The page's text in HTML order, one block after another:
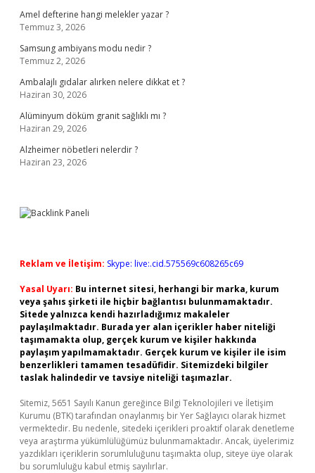
Amel defterine hangi melekler yazar ?
Temmuz 3, 2026
Samsung ambiyans modu nedir ?
Temmuz 2, 2026
Ambalajlı gıdalar alırken nelere dikkat et ?
Haziran 30, 2026
Alüminyum döküm granit sağlıklı mı ?
Haziran 29, 2026
Alzheimer nöbetleri nelerdir ?
Haziran 23, 2026
Reklam ve İletişim: Skype: live:.cid.575569c608265c69
Yasal Uyarı: Bu internet sitesi, herhangi bir marka, kurum
veya şahıs şirketi ile hiçbir bağlantısı bulunmamaktadır.
Sitede yalnızca kendi hazırladığımız makaleler
paylaşılmaktadır. Burada yer alan içerikler haber niteliği
taşımamakta olup, gerçek kurum ve kişiler hakkında
paylaşım yapılmamaktadır. Gerçek kurum ve kişiler ile isim
benzerlikleri tamamen tesadüfidir. Sitemizdeki bilgiler
taslak halindedir ve tavsiye niteliği taşımazlar.
Sitemiz, 5651 Sayılı Kanun gereğince Bilgi Teknolojileri ve İletişim
Kurumu (BTK) tarafından onaylanmış bir Yer Sağlayıcı olarak hizmet
vermektedir. Bu nedenle, sitedeki içerikleri proaktif olarak denetleme
veya araştırma yükümlülüğümüz bulunmamaktadır. Ancak, üyelerimiz
yazdıkları içeriklerin sorumluluğunu taşımakta olup, siteye üye olarak
bu sorumluluğu kabul etmiş sayılırlar.